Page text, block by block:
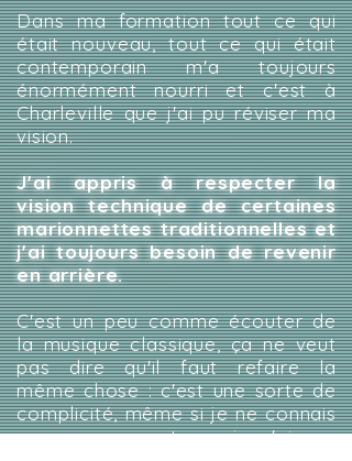
Dans ma formation tout ce qui
était nouveau, tout ce qui était
contemporain m'a toujours
énormément nourri et c'est à
Charleville que j'ai pu réviser ma
vision.
J'ai appris à respecter la
vision technique de certaines
marionnettes traditionnelles et
j'ai toujours besoin de revenir
en arrière.
C'est un peu comme écouter de
la musique classique, ça ne veut
pas dire qu'il faut refaire la
même chose : c'est une sorte de
complicité, même si je ne connais
pas ces gens et que je n'ai pas